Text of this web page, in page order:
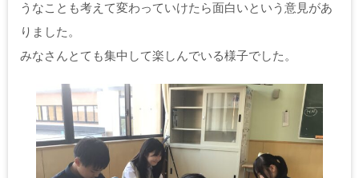
うなことも考えて変わっていけたら面白いという意見があ
りました。
みなさんとても集中して楽しんでいる様子でした。